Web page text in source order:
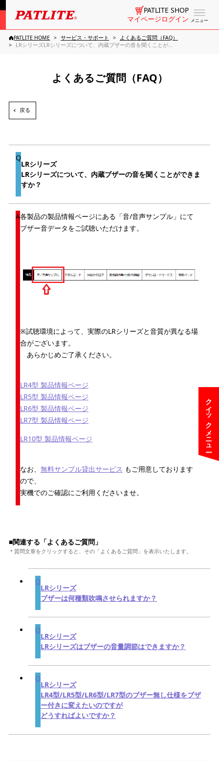
メニュー
PATLITE SHOP
マイページログイン
クイックメニュー
PATLITE HOME サービス・サポート
よくあるご質問（FAQ）
LRシリーズLRシリーズについて、内蔵ブザーの音を聞くことが...
よくあるご質問（FAQ）
戻る
LRシリーズ
LRシリーズについて、内蔵ブザーの音を聞くことができま
すか？
各製品の製品情報ページにある「音/音声サンプル」にて
ブザー音データをご試聴いただけます。
※試聴環境によって、実際のLRシリーズと音質が異なる場
合がございます。
あらかじめご了承ください。
LR4型 製品情報ページ
LR5型 製品情報ページ
LR6型 製品情報ページ
LR7型 製品情報ページ
LR10型 製品情報ページ
なお、 無料サンプル貸出サービス もご用意しております
ので、
実機でのご確認にご利用くださいませ。
■関連する「よくあるご質問」
＊質問文章をクリックすると、その「よくあるご質問」を表示いたします。
LRシリーズ
ブザーは何種類吹鳴させられますか？
LRシリーズ
LRシリーズはブザーの音量調節はできますか？
LRシリーズ
LR4型/LR5型/LR6型/LR7型のブザー無し仕様をブザ
ー付きに変えたいのですが
どうすればよいですか？